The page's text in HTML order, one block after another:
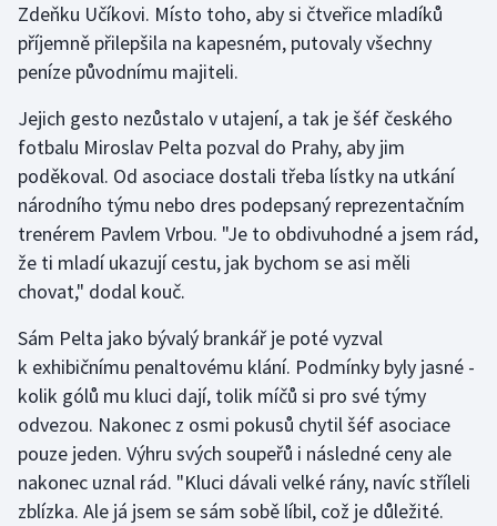
Olympijské hry
Parasport
Plavání
Plážový volejbal
Ragby
Rychlobruslení
Rychlostní kanoistika
Short track
Sportovní střelba
Stolní tenis
Zdeňku Učíkovi. Místo toho, aby si čtveřice mladíků
příjemně přilepšila na kapesném, putovaly všechny
peníze původnímu majiteli.
Jejich gesto nezůstalo v utajení, a tak je šéf českého
fotbalu Miroslav Pelta pozval do Prahy, aby jim
poděkoval. Od asociace dostali třeba lístky na utkání
národního týmu nebo dres podepsaný reprezentačním
trenérem Pavlem Vrbou. "Je to obdivuhodné a jsem rád,
že ti mladí ukazují cestu, jak bychom se asi měli
chovat," dodal kouč.
Sám Pelta jako bývalý brankář je poté vyzval
k exhibičnímu penaltovému klání. Podmínky byly jasné -
kolik gólů mu kluci dají, tolik míčů si pro své týmy
odvezou. Nakonec z osmi pokusů chytil šéf asociace
pouze jeden. Výhru svých soupeřů i následné ceny ale
nakonec uznal rád. "Kluci dávali velké rány, navíc stříleli
zblízka. Ale já jsem se sám sobě líbil, což je důležité.